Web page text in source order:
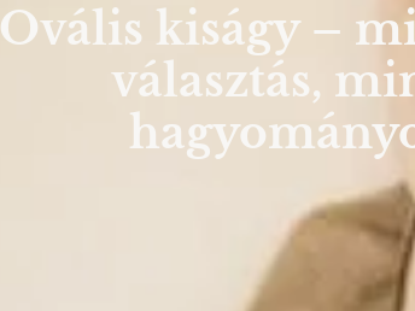
Ovális kiságy –
választás,